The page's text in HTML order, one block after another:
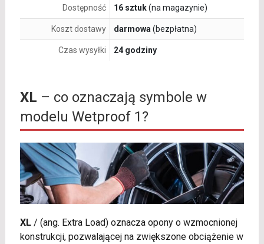
Dostępność 16 sztuk(na magazynie)
Koszt dostawy darmowa (bezpłatna)
Czas wysyłki 24 godziny
XL – co oznaczają symbole w
modelu Wetproof 1?
XL/ (ang. Extra Load) oznacza opony o wzmocnionej
konstrukcji, pozwalającej na zwiększone obciążenie w